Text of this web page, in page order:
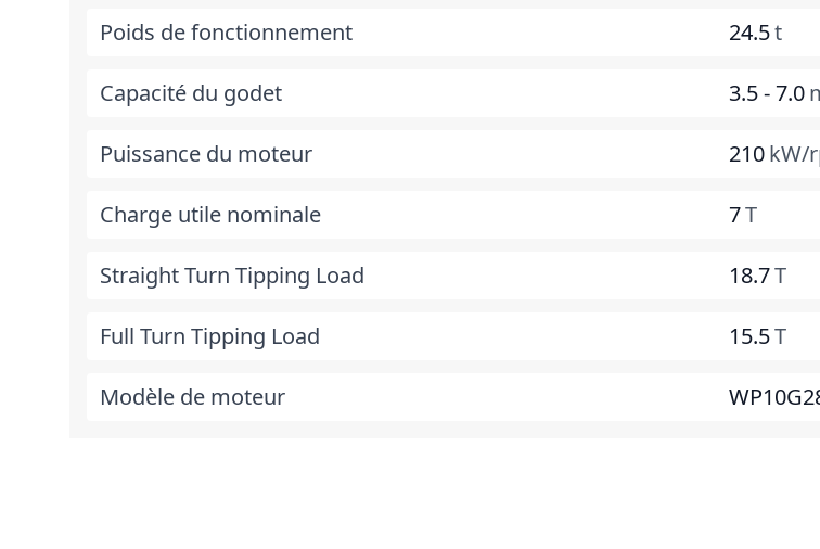
Poids de fonctionnement 24.5t
Capacité du godet 3.5 - 7.0
Puissance du moteur 210kW/
Charge utile nominale 7T
Straight Turn Tipping Load 18.7T
Full Turn Tipping Load 15.5T
Modèle de moteur